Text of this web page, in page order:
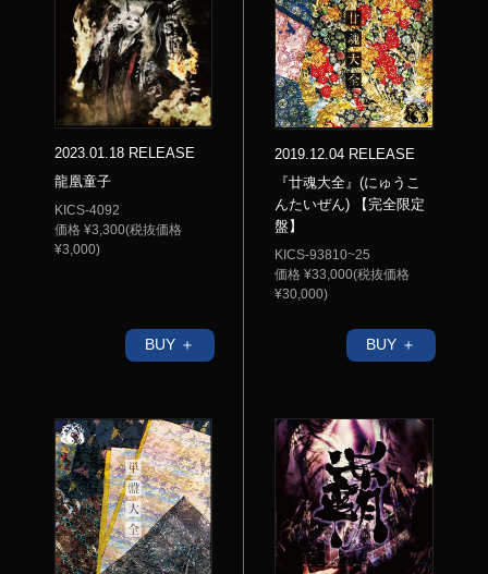
2023.01.18 RELEASE
龍凰童子
KICS-4092
価格 ¥3,300(税抜価格
¥3,000)
BUY ＋
2019.12.04 RELEASE
『廿魂大全』(にゅうこ
んたいぜん) 【完全限定
盤】
KICS-93810~25
価格 ¥33,000(税抜価格
¥30,000)
BUY ＋